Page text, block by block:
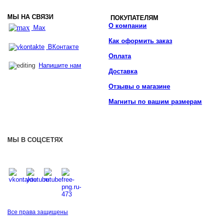
МЫ НА СВЯЗИ
ПОКУПАТЕЛЯМ
Max
ВКонтакте
Напишите нам
О компании
Как оформить заказ
Оплата
Доставка
Отзывы о магазине
Магниты по вашим размерам
МЫ В СОЦСЕТЯХ
Все права защищены